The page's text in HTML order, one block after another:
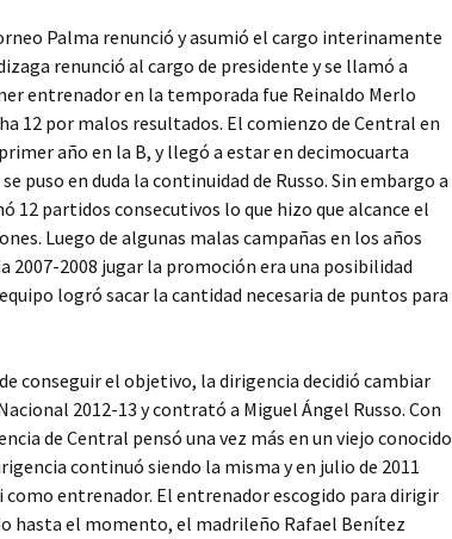
Palma renunció y asumió el cargo interinamente
renunció al cargo de presidente y se llamó a
entrenador en la temporada fue Reinaldo Merlo
12 por malos resultados. El comienzo de Central en
año en la B, y llegó a estar en decimocuarta
puso en duda la continuidad de Russo. Sin embargo a
12 partidos consecutivos lo que hizo que alcance el
Luego de algunas malas campañas en los años
2007-2008 jugar la promoción era una posibilidad
logró sacar la cantidad necesaria de puntos para
conseguir el objetivo, la dirigencia decidió cambiar
2012-13 y contrató a Miguel Ángel Russo. Con
de Central pensó una vez más en un viejo conocido
continuó siendo la misma y en julio de 2011
entrenador. El entrenador escogido para dirigir
hasta el momento, el madrileño Rafael Benítez